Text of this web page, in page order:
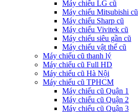
Máy chiếu LG cũ
Máy chiếu Mitsubishi cũ
Máy chiếu Sharp cũ
Máy chiếu Vivitek cũ
Máy chiếu siêu gần cũ
Máy chiếu vật thể cũ
Máy chiếu cũ thanh lý
Máy chiếu cũ Full HD
Máy chiếu cũ Hà Nội
Máy chiếu cũ TPHCM
Máy chiếu cũ Quận 1
Máy chiếu cũ Quận 2
Máy chiếu cũ Quận 3